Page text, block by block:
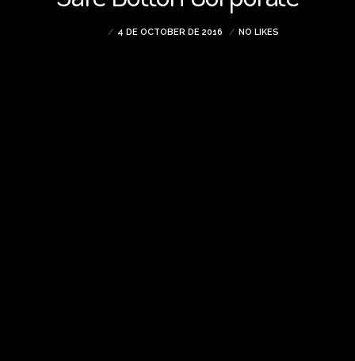
4 DE OCTOBER DE 2016 NO LIKES